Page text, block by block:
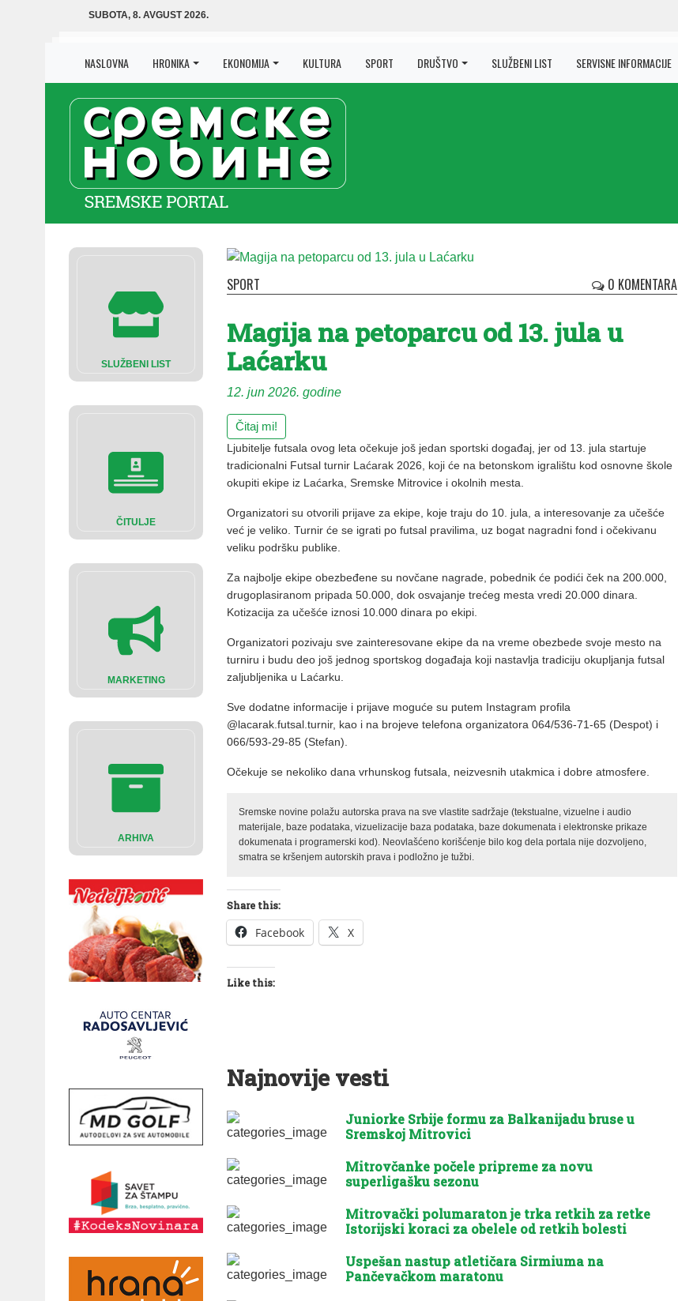
SUBOTA, 8. AVGUST 2026.
NASLOVNA HRONIKA EKONOMIJA KULTURA SPORT DRUŠTVO SLUŽBENI LIST SERVISNE INFORMACIJE
SLUŽBENI LIST
ČITULJE
MARKETING
ARHIVA
SPORT 0 KOMENTARA
Magija na petoparcu od 13. jula u
Laćarku
12. jun 2026. godine
Čitaj mi!
Ljubitelje futsala ovog leta očekuje još jedan sportski događaj, jer od 13. jula startuje
tradicionalni Futsal turnir Laćarak 2026, koji će na betonskom igralištu kod osnovne škole
okupiti ekipe iz Laćarka, Sremske Mitrovice i okolnih mesta.
Organizatori su otvorili prijave za ekipe, koje traju do 10. jula, a interesovanje za učešće
već je veliko. Turnir će se igrati po futsal pravilima, uz bogat nagradni fond i očekivanu
veliku podršku publike.
Za najbolje ekipe obezbeđene su novčane nagrade, pobednik će podići ček na 200.000,
drugoplasiranom pripada 50.000, dok osvajanje trećeg mesta vredi 20.000 dinara.
Kotizacija za učešće iznosi 10.000 dinara po ekipi.
Organizatori pozivaju sve zainteresovane ekipe da na vreme obezbede svoje mesto na
turniru i budu deo još jednog sportskog događaja koji nastavlja tradiciju okupljanja futsal
zaljubljenika u Laćarku.
Sve dodatne informacije i prijave moguće su putem Instagram profila
@lacarak.futsal.turnir, kao i na brojeve telefona organizatora 064/536-71-65 (Despot) i
066/593-29-85 (Stefan).
Očekuje se nekoliko dana vrhunskog futsala, neizvesnih utakmica i dobre atmosfere.
Sremske novine polažu autorska prava na sve vlastite sadržaje (tekstualne, vizuelne i audio
materijale, baze podataka, vizuelizacije baza podataka, baze dokumenata i elektronske prikaze
dokumenata i programerski kod). Neovlašćeno korišćenje bilo kog dela portala nije dozvoljeno,
smatra se kršenjem autorskih prava i podložno je tužbi.
Share this:
Facebook X
Like this:
Najnovije vesti
Juniorke Srbije formu za Balkanijadu bruse u
Sremskoj Mitrovici
Mitrovčanke počele pripreme za novu
superligašku sezonu
Mitrovački polumaraton je trka retkih za retke
Istorijski koraci za obelele od retkih bolesti
Uspešan nastup atletičara Sirmiuma na
Pančevačkom maratonu